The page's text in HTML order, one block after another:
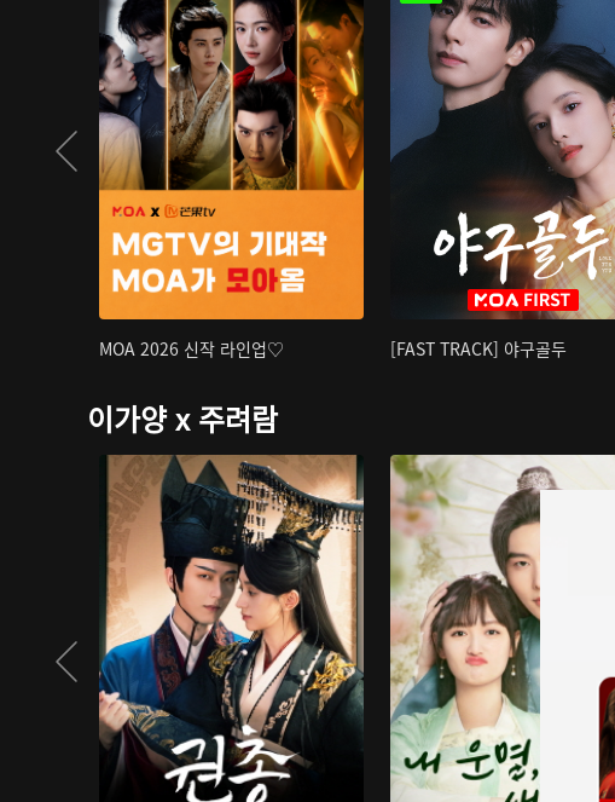
MOA 2026 신작 라인업♡ [FAST TRACK] 야구골두
이가양 x 주려람